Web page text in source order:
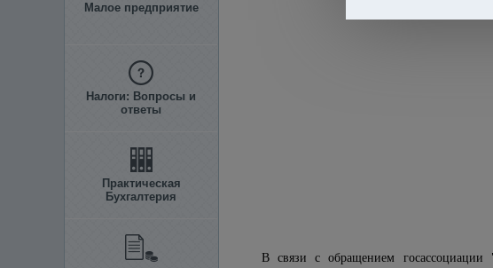
Малое предприятие
Налоги: Вопросы и
ответы
Практическая
Бухгалтерия
В связи с обращением госассоциации